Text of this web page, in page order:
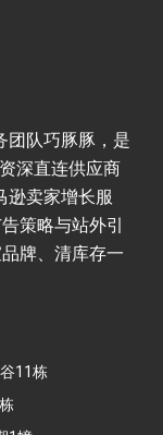
团队巧豚豚，是
深直连供应商
逊卖家增长服
策略与站外引
牌、清库存一
11栋